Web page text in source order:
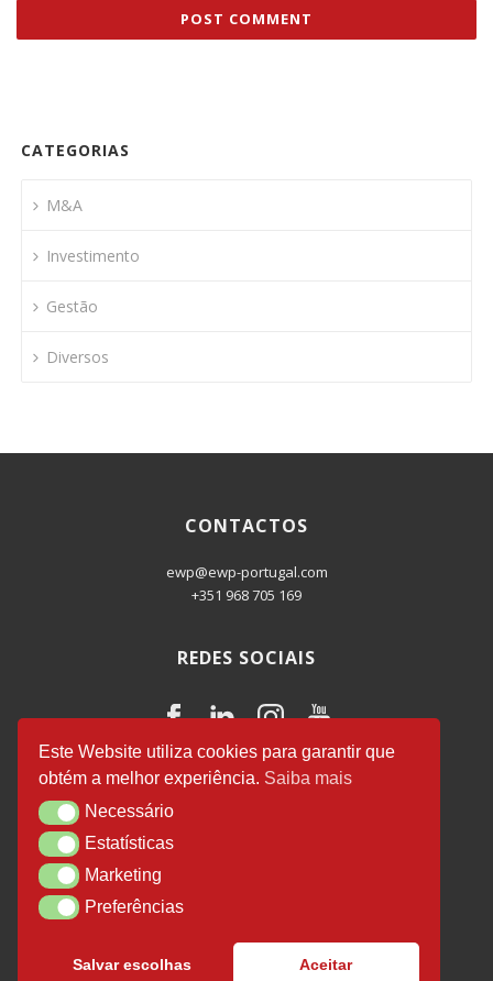
CATEGORIAS
M&A
Investimento
Gestão
Diversos
CONTACTOS
ewp@ewp-portugal.com
+351 968 705 169
REDES SOCIAIS
EWP Business Consulting
Este Website utiliza cookies para garantir que
obtém a melhor experiência. Saiba mais
NecessárioNecessário
EstatísticasEstatísticas
MarketingMarketing
Preferências
Preferências
Salvar escolhas Aceitar